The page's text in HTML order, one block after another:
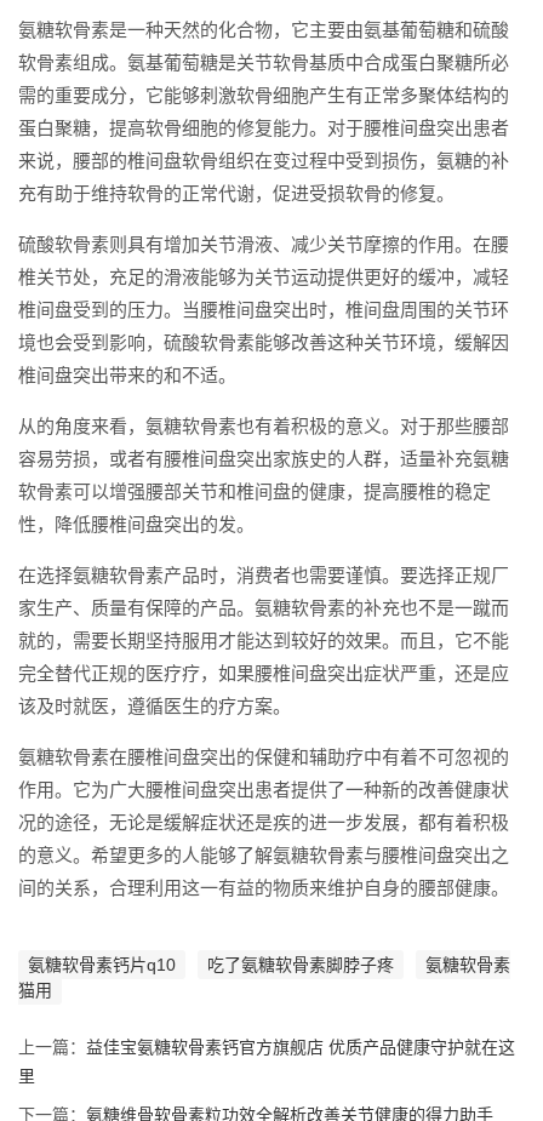
氨糖软骨素是一种天然的化合物，它主要由氨基葡萄糖和硫酸
软骨素组成。氨基葡萄糖是关节软骨基质中合成蛋白聚糖所必
需的重要成分，它能够刺激软骨细胞产生有正常多聚体结构的
蛋白聚糖，提高软骨细胞的修复能力。对于腰椎间盘突出患者
来说，腰部的椎间盘软骨组织在变过程中受到损伤，氨糖的补
充有助于维持软骨的正常代谢，促进受损软骨的修复。
硫酸软骨素则具有增加关节滑液、减少关节摩擦的作用。在腰
椎关节处，充足的滑液能够为关节运动提供更好的缓冲，减轻
椎间盘受到的压力。当腰椎间盘突出时，椎间盘周围的关节环
境也会受到影响，硫酸软骨素能够改善这种关节环境，缓解因
椎间盘突出带来的和不适。
从的角度来看，氨糖软骨素也有着积极的意义。对于那些腰部
容易劳损，或者有腰椎间盘突出家族史的人群，适量补充氨糖
软骨素可以增强腰部关节和椎间盘的健康，提高腰椎的稳定
性，降低腰椎间盘突出的发。
在选择氨糖软骨素产品时，消费者也需要谨慎。要选择正规厂
家生产、质量有保障的产品。氨糖软骨素的补充也不是一蹴而
就的，需要长期坚持服用才能达到较好的效果。而且，它不能
完全替代正规的医疗疗，如果腰椎间盘突出症状严重，还是应
该及时就医，遵循医生的疗方案。
氨糖软骨素在腰椎间盘突出的保健和辅助疗中有着不可忽视的
作用。它为广大腰椎间盘突出患者提供了一种新的改善健康状
况的途径，无论是缓解症状还是疾的进一步发展，都有着积极
的意义。希望更多的人能够了解氨糖软骨素与腰椎间盘突出之
间的关系，合理利用这一有益的物质来维护自身的腰部健康。
氨糖软骨素钙片q10 吃了氨糖软骨素脚脖子疼
氨糖软骨素
猫用
上一篇： 益佳宝氨糖软骨素钙官方旗舰店 优质产品健康守护就在这
里
下一篇： 氨糖维骨软骨素粒功效全解析改善关节健康的得力助手